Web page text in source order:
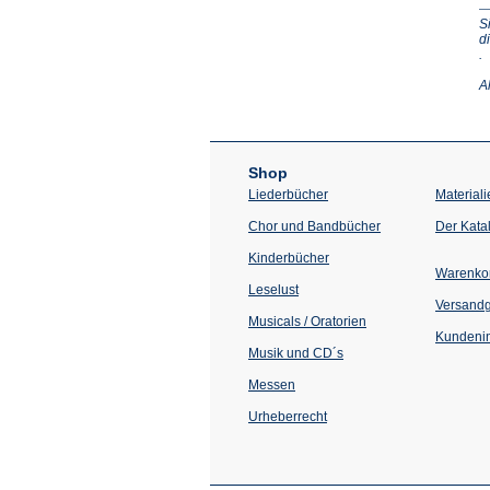
.
Shop
Liederbücher
Chor und Bandbücher
Kinderbücher
Leselust
Musicals / Oratorien
Musik und CD´s
Messen
Urheberrecht
Der